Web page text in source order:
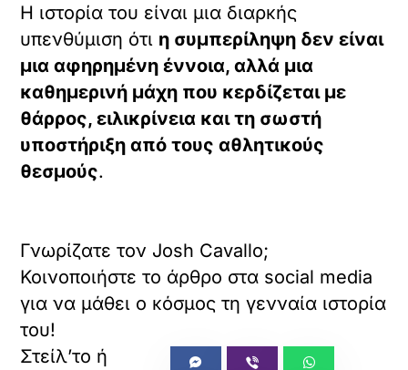
Η ιστορία του είναι μια διαρκής
υπενθύμιση ότι η συμπερίληψη δεν είναι
μια αφηρημένη έννοια, αλλά μια
καθημερινή μάχη που κερδίζεται με
θάρρος, ειλικρίνεια και τη σωστή
υποστήριξη από τους αθλητικούς
θεσμούς.
Γνωρίζατε τον Josh Cavallo;
Κοινοποιήστε το άρθρο στα social media
για να μάθει ο κόσμος τη γενναία ιστορία
του!